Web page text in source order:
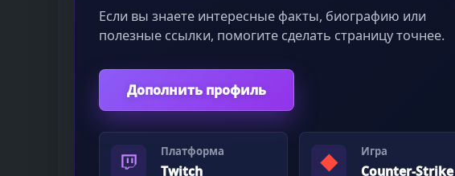
Если вы знаете интересные факты, биографию или
полезные ссылки, помогите сделать страницу точнее.
Дополнить профиль
Платформа
Twitch ◆ Игра
Counter-Strike